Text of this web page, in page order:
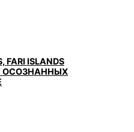
FARI ISLANDS
ОСОЗНАННЫХ